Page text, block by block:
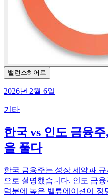
밸런스히어로
2026년 2월 6일
기타
한국 vs 인도 금융
을 풀다
한국 금융주는 성장 제약과
으로 설명했습니다. 인도 금
덕분에 높은 밸류에이션이 정